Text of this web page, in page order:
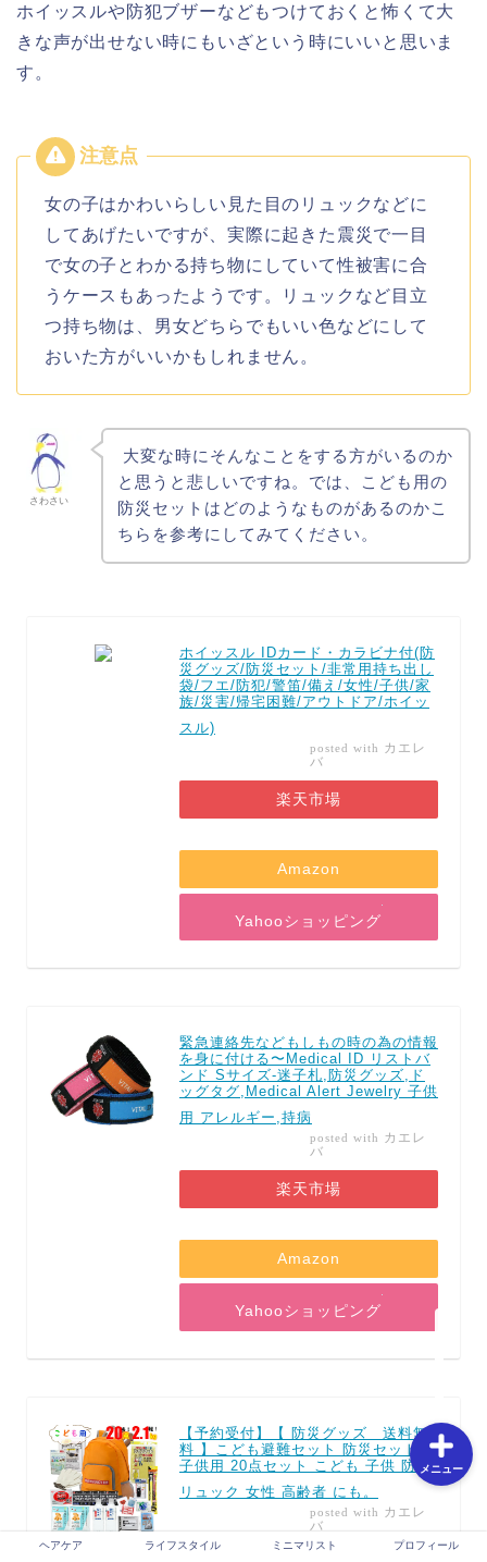
ホイッスルや防犯ブザーなどもつけておくと怖くて大
きな声が出せない時にもいざという時にいいと思いま
す。
女の子はかわいらしい見た目のリュックなどに
してあげたいですが、実際に起きた震災で一目
で女の子とわかる持ち物にしていて性被害に合
うケースもあったようです。リュックなど目立
つ持ち物は、男女どちらでもいい色などにして
おいた方がいいかもしれません。
さわさい
大変な時にそんなことをする方がいるのか
と思うと悲しいですね。では、こども用の
防災セットはどのようなものがあるのかこ
ちらを参考にしてみてください。
ホイッスル IDカード・カラビナ付(防
災グッズ/防災セット/非常用持ち出し
袋/フエ/防犯/警笛/備え/女性/子供/家
族/災害/帰宅困難/アウトドア/ホイッ
スル)
posted with カエレ
バ
楽天市場
Amazon
Yahooショッピング
緊急連絡先などもしもの時の為の情報
を身に付ける〜Medical ID リストバ
ンド Sサイズ-迷子札,防災グッズ,ド
ッグタグ,Medical Alert Jewelry 子供
用 アレルギー,持病
posted with カエレ
バ
楽天市場
Amazon
Yahooショッピング
【予約受付】【 防災グッズ 送料無
料 】こども避難セット 防災セット
子供用 20点セット こども 子供 防災
リュック 女性 高齢者 にも。
posted with カエレ
バ
ヘアケア ライフスタイル ミニマリスト プロフィール
メニュー
ホーム
お問い合わせ
特定商取引法に基づく表
記